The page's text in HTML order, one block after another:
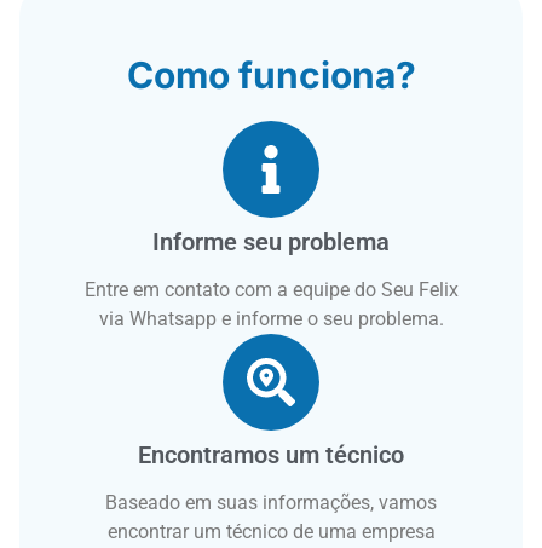
Como funciona?
Informe seu problema
Entre em contato com a equipe do Seu Felix
via Whatsapp e informe o seu problema.
Encontramos um técnico
Baseado em suas informações, vamos
encontrar um técnico de uma empresa